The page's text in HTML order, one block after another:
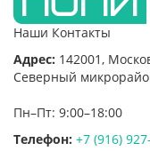
Наши Контакты
Адрес: 142001,
Северный
Пн–Пт: 9:00–18:00
Телефон: +7 (916)